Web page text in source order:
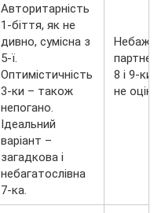
Авторитарність
1-біття, як не
дивно, сумісна з
5-ї.
Оптимістичність
3-ки – також
непогано.
Ідеальний
варіант –
загадкова і
небагатослівна
7-ка.
8 і 9-ки.
не